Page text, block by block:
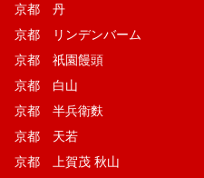
京都 丹
京都 リンデンバーム
京都 祇園饅頭
京都 白山
京都 半兵衛麩
京都 天若
京都 上賀茂 秋山